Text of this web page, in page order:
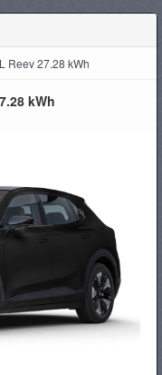
Reev 27.28 kWh
kWh